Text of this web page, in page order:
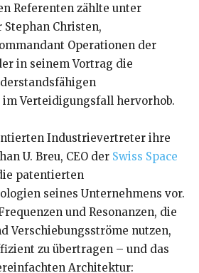
Referenten zählte unter
Christen,
Operationen der
in seinem Vortrag die
Verteidigungsfall hervorhob.
Industrievertreter ihre
U. Breu, CEO der Swiss Space
patentierten
seines Unternehmens vor.
und Resonanzen, die
Verschiebungsströme nutzen,
zu übertragen – und das
Architektur: